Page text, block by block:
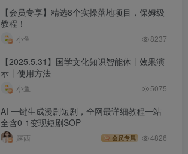
【会员专享】精选8个实操落地项目，保姆级
教程！
小鱼 8237
【2025.5.31】国学文化知识智能体丨效果演
示丨使用方法
小鱼 5075
AI 一键生成漫剧短剧，全网最详细教程一站
全含0-1变现短剧SOP
露西 会员专属 4826